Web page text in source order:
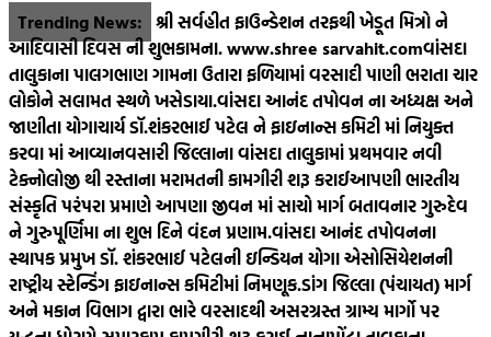
Skip
to
content
Trending News: શ્રી સર્વહીત ફાઉન્ડેશન તરફથી ખેડૂત મિત્રો ને
આદિવાસી દિવસ ની શુભકામના. www.shree sarvahit.comવાંસદા
તાલુકાના પાલગભાણ ગામના ઉતારા ફળિયામાં વરસાદી પાણી ભરાતા ચાર
લોકોને સલામત સ્થળે ખસેડાયા.વાંસદા આનંદ તપોવન ના અધ્યક્ષ અને
જાણીતા યોગાચાર્ય ડૉ.શંકરભાઈ પટેલ ને ફાઇનાન્સ કમિટી માં નિયુક્ત
કરવા માં આવ્યાનવસારી જિલ્લાના વાંસદા તાલુકામાં પ્રથમવાર નવી
ટેક્નોલોજી થી રસ્તાના મરામતની કામગીરી શરૂ કરાઈઆપણી ભારતીય
સંસ્કૃતિ પરંપરા પ્રમાણે આપણા જીવન માં સાચો માર્ગ બતાવનાર ગુરુદેવ
ને ગુરુપૂર્ણિમા ના શુભ દિને વંદન પ્રણામ.વાંસદા આનંદ તપોવનના
સ્થાપક પ્રમુખ ડૉ. શંકરભાઈ પટેલની ઇન્ડિયન યોગા એસોસિયેશનની
રાષ્ટ્રીય સ્ટેન્ડિંગ ફાઇનાન્સ કમિટીમાં નિમણૂક.ડાંગ જિલ્લા (પંચાયત) માર્ગ
અને મકાન વિભાગ દ્વારા ભારે વરસાદથી અસરગ્રસ્ત ગ્રામ્ય માર્ગો પર